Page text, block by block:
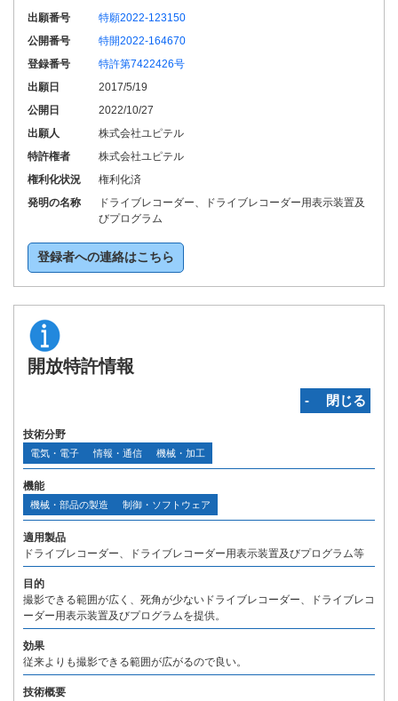
出願番号
特願2022-123150
公開番号
特開2022-164670
登録番号
特許第7422426号
出願日
2017/5/19
公開日
2022/10/27
出願人
株式会社ユピテル
特許権者
株式会社ユピテル
権利化状況
権利化済
発明の名称
ドライブレコーダー、ドライブレコーダー用表示装置及
びプログラム
登録者への連絡はこちら
開放特許情報
‐ 閉じる
技術分野
電気・電子 情報・通信 機械・加工
機能
機械・部品の製造 制御・ソフトウェア
適用製品
ドライブレコーダー、ドライブレコーダー用表示装置及びプログラム等
目的
撮影できる範囲が広く、死角が少ないドライブレコーダー、ドライブレコ
ーダー用表示装置及びプログラムを提供。
効果
従来よりも撮影できる範囲が広がるので良い。
技術概要